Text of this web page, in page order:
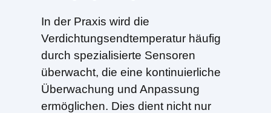
In der Praxis wird die
Verdichtungsendtemperatur häufig
durch spezialisierte Sensoren
überwacht, die eine kontinuierliche
Überwachung und Anpassung
ermöglichen. Dies dient nicht nur